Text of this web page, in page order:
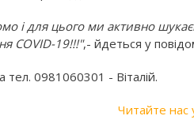
і для цього ми активно
COVID-19!!!",- йдеться у
0981060301 - Віталій.
Читайте нас